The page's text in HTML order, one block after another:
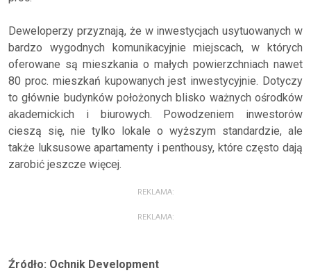
Deweloperzy przyznają, że w inwestycjach usytuowanych w
bardzo wygodnych komunikacyjnie miejscach, w których
oferowane są mieszkania o małych powierzchniach nawet
80 proc. mieszkań kupowanych jest inwestycyjnie. Dotyczy
to głównie budynków położonych blisko ważnych ośrodków
akademickich i biurowych. Powodzeniem inwestorów
cieszą się, nie tylko lokale o wyższym standardzie, ale
także luksusowe apartamenty i penthousy, które często dają
zarobić jeszcze więcej.
REKLAMA:
REKLAMA:
Źródło: Ochnik Development